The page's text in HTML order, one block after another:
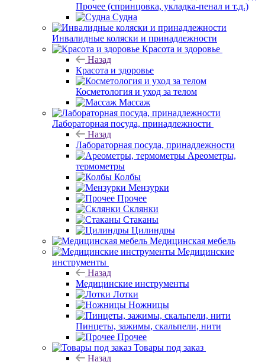
Прочее (спринцовка, укладка-пенал и т.д.)
Судна
Инвалидные коляски и принадлежности
Красота и здоровье
Назад
Красота и здоровье
Косметология и уход за телом
Массаж
Лабораторная посуда, принадлежности
Назад
Лабораторная посуда, принадлежности
Ареометры,
термометры
Колбы
Мензурки
Прочее
Склянки
Стаканы
Цилиндры
Медицинская мебель
Медицинские
инструменты
Назад
Медицинские инструменты
Лотки
Ножницы
Пинцеты, зажимы, скальпели, нити
Прочее
Товары под заказ
Назад